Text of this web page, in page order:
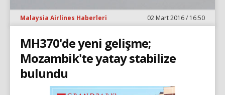
Malaysia Airlines Haberleri 02 Mart 2016 / 16:50
MH370'de yeni gelişme;
Mozambik'te yatay stabilize
bulundu